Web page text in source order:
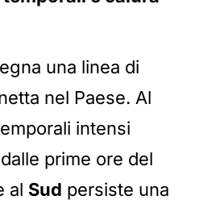
una linea di
nel Paese. Al
intensi
prime ore del
al Sud persiste una